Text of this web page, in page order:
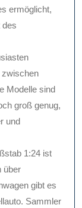
ermöglicht,
des
zwischen
Modelle sind
groß genug,
und
1:24 ist
über
gibt es
Sammler